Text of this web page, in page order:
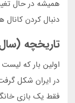
همیشه در حال
دنبال کردن
تاریخچه (سال
اولین بار که
فقط یک بازی